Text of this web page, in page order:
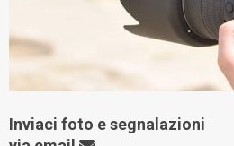
Inviaci foto e segnalazioni